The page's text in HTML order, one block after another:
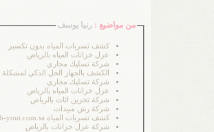
من مواضيع :رنيا يوسف
كشف تسربات المياه بدون تكسير
عزل خزانات المياه بالرياض
شركة تسليك مجاري
الكشف بالجهاز الحل الذكي
شركة تسليك مجاري
عزل خزانات المياه بالرياض
شركة تخزين اثاث بالرياض
شركة رش مبيدات
كشف تسربات المياه b-yout.com.sa
شركة عزل خزانات بالرياض